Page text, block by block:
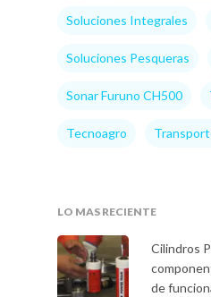
Soluciones Integrales
Soluciones Pesqueras
Sonar Furuno CH500
Tecnoagro
LO MAS RECIENTE
Cilindros
de